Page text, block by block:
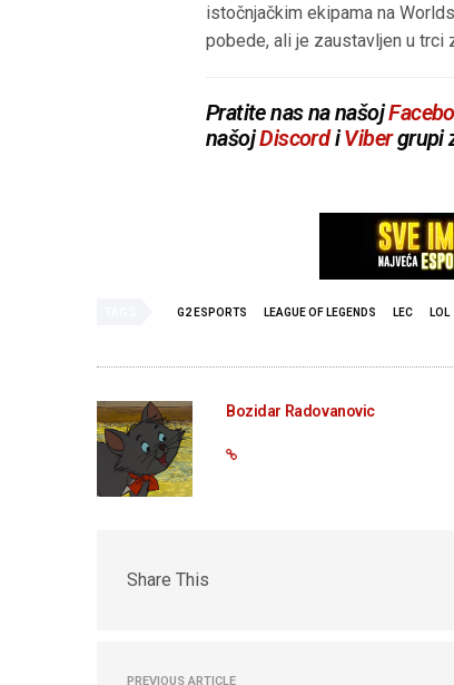
istočnjačkim ekipama na
pobede, ali je zaustavljen u
Pratite nas na našoj
našojDiscordiVibergrupi
G2 ESPORTS LEAGUE OF LEGENDS LEC LOL
Bozidar Radovanovic
Share This
PREVIOUS ARTICLE